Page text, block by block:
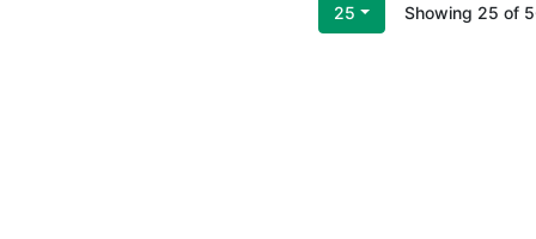
25 Showing 25 of